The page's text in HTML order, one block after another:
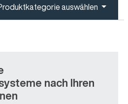
auswählen
nach Ihren